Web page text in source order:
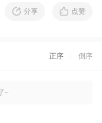
分享 点赞
正序 倒序
~